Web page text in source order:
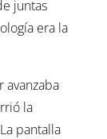
juntas
era la
la
pantalla